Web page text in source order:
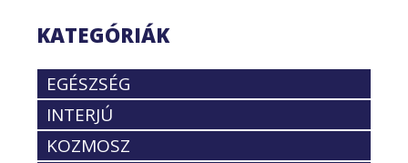
KATEGÓRIÁK
EGÉSZSÉG
INTERJÚ
KOZMOSZ